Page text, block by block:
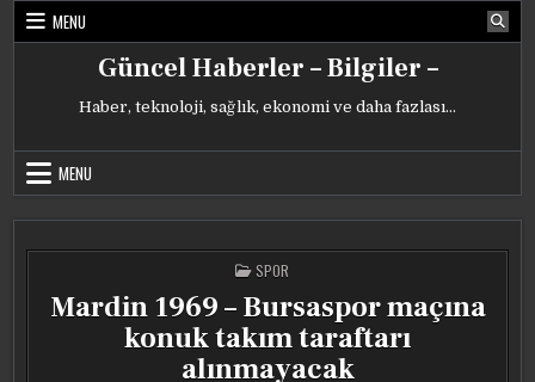
Skip
MENU
Güncel Haberler – Bilgiler –
Haber, teknoloji, sağlık, ekonomi ve daha fazlası…
MENU
POSTED
IN
SPOR
Mardin 1969 – Bursaspor maçına
konuk takım taraftarı
alınmayacak